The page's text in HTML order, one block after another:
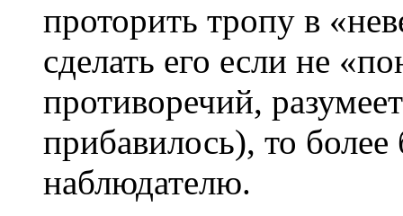
проторить тропу в
сделать его если не
противоречий,
прибавилось), то
наблюдателю.